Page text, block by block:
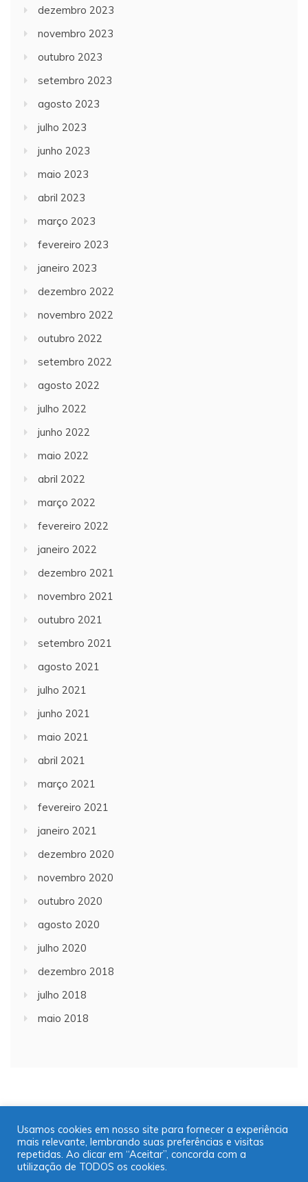
dezembro 2023
novembro 2023
outubro 2023
setembro 2023
agosto 2023
julho 2023
junho 2023
maio 2023
abril 2023
março 2023
fevereiro 2023
janeiro 2023
dezembro 2022
novembro 2022
outubro 2022
setembro 2022
agosto 2022
julho 2022
junho 2022
maio 2022
abril 2022
março 2022
fevereiro 2022
janeiro 2022
dezembro 2021
novembro 2021
outubro 2021
setembro 2021
agosto 2021
julho 2021
junho 2021
maio 2021
abril 2021
março 2021
fevereiro 2021
janeiro 2021
dezembro 2020
novembro 2020
outubro 2020
agosto 2020
julho 2020
dezembro 2018
julho 2018
maio 2018
Copyright © 2001/2021 | JT Jornal A Trombeta | 16
99725-9952
Usamos cookies em nosso site para fornecer a experiência
mais relevante, lembrando suas preferências e visitas
repetidas. Ao clicar em “Aceitar”, concorda com a
utilização de TODOS os cookies.